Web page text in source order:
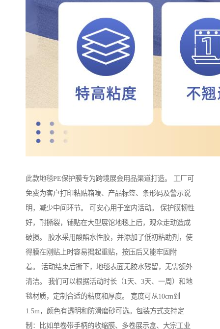
此款地毯PE保护膜专为跨境展会用品渠道打造。 工厂可
免费为客户打印粘贴箱唛、产品标签、条形码及警示说
明，减少中间环节。 可安心用于室内活动。 保护膜韧性
好，耐撕裂，铺贴在大型展馆地毯上后，观众走动造成
破损。 胶水采用酸酯水性胶，并添加了低初粘助剂，使
得膜在刚贴上时容易揭起重贴，按压后又能牢固附
着。 活动结束后撕下，地毯表面无胶水残留，无需额外
清洁。 我们可以根据活动时长（1天、3天、一周）和地
毯材质，定制合适的粘度和厚度。 宽度可从10cm到
1.5m，颜色有透明和防滑磨砂可选。包装方式支持定
制：比如单卷带手柄的收缩膜、多卷展示盒、大宗工业